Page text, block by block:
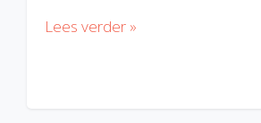
Lees verder »